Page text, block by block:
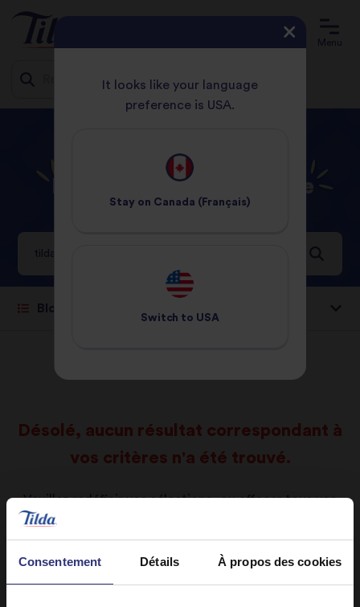
Consentement Détails À propos des cookies
Menu
Résultats de la recherche
pour tilda thai
Désolé, aucun résultat correspondant à
vos critères n'a été trouvé.
Veuillez redéfinir vos sélections, ou effacer tous vos
Effacer tous les filtres
It looks like your language
preference is USA.
Stay on Canada (Français)
Switch to USA